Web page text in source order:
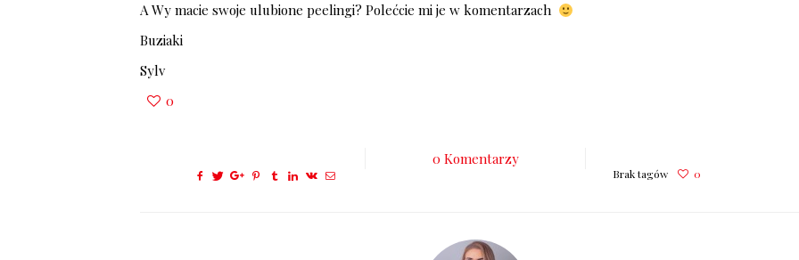
A Wy macie swoje ulubione peelingi? Polećcie mi je w komentarzach
Buziaki
Sylv
0
0 Komentarzy
Brak tagów 0